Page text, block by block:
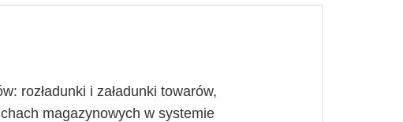
rozładunki i załadunki towarów,
magazynowych w systemie